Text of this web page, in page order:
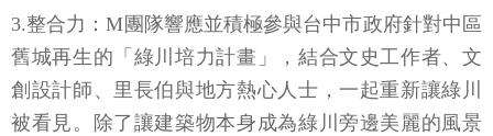
3.整合力：M團隊響應並積極參與台中市政府針對中區
舊城再生的「綠川培力計畫」，結合文史工作者、文
創設計師、里長伯與地方熱心人士，一起重新讓綠川
被看見。除了讓建築物本身成為綠川旁邊美麗的風景